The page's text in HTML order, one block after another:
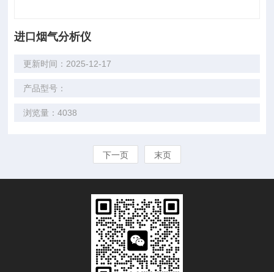
进口烟气分析仪
更新时间：2025-12-17
产品型号：
浏览量：4038
下一页 末页